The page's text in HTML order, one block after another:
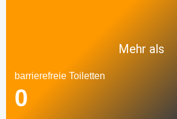
Mehr als
barrierefreie Toiletten
0